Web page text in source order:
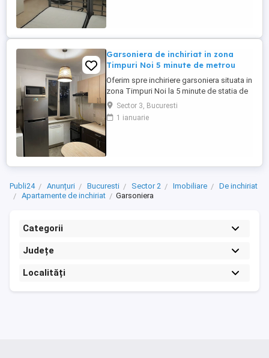
Garsoniera de inchiriat in zona
Timpuri Noi 5 minute de metrou
Oferim spre inchiriere garsoniera situata in
zona Timpuri Noi la 5 minute de statia de
metrou. Garsoniera are o suprafata de 28
mp sitata la etajul 4 .
Sector 3, Bucuresti
1 ianuarie
Publi24 Anunțuri Bucuresti Sector 2 Imobiliare
De inchiriat
Apartamente de inchiriat
Garsoniera
Categorii
Județe
Localități